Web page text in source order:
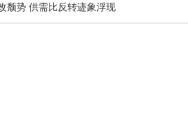
颓势 供需比反转迹象浮现